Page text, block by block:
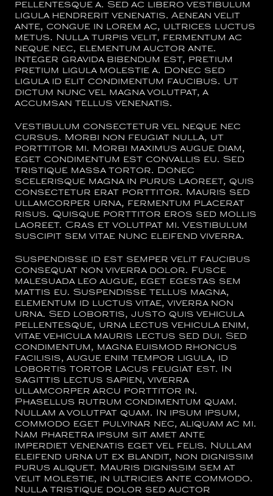
pellentesque a. Sed ac libero vestibulum
ligula hendrerit venenatis. Aenean velit
ante, congue in lorem ac, ultrices luctus
metus. Nulla turpis velit, fermentum ac
neque nec, elementum auctor ante.
Integer gravida bibendum est, pretium
pretium ligula molestie a. Donec sed
ligula id elit condimentum faucibus. Ut
dictum nunc vel magna volutpat, a
accumsan tellus venenatis.
Vestibulum consectetur vel neque nec
cursus. Morbi non feugiat nulla, ut
porttitor mi. Morbi maximus augue diam,
eget condimentum est convallis eu. Sed
tristique massa tortor. Donec
scelerisque magna in purus laoreet, quis
consectetur erat porttitor. Mauris sed
ullamcorper urna, fermentum placerat
risus. Quisque porttitor eros sed mollis
laoreet. Cras et volutpat mi. Vestibulum
suscipit sem vitae nunc eleifend viverra.
Suspendisse id est semper velit faucibus
consequat non viverra dolor. Fusce
malesuada leo augue, eget egestas sem
mattis eu. Suspendisse tellus magna,
elementum id luctus vitae, viverra non
urna. Sed lobortis, justo quis vehicula
pellentesque, urna lectus vehicula enim,
vitae vehicula mauris lectus sed dui. Sed
condimentum, magna euismod rhoncus
facilisis, augue enim tempor ligula, id
lobortis tortor lacus feugiat est. In
sagittis lectus sapien, viverra
ullamcorper arcu porttitor in.
Phasellus rutrum condimentum quam.
Nullam a volutpat quam. In ipsum ipsum,
commodo eget pulvinar nec, aliquam ac mi.
Nam pharetra ipsum sit amet ante
imperdiet venenatis eget vel felis. Nullam
eleifend urna ut ex blandit, non dignissim
purus aliquet. Mauris dignissim sem at
velit molestie, in ultricies ante commodo.
Nulla tristique dolor sed auctor